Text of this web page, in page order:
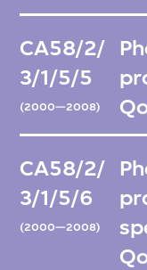
CA58/2/
3/1/5/5
(2000—2008)
CA58/2/
3/1/5/6
(2000—2008)